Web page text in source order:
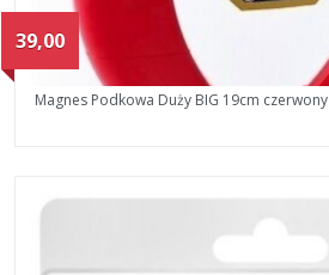
39,00
Magnes Podkowa Duży BIG 19cm czerwony